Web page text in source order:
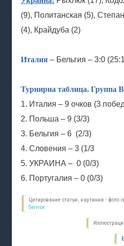
(9), Политанская (5),
(4), Крайдуба (2)
Италия – Бельгия – 3:0
Турнирна таблица. Группа
1. Италия – 9 очков (3
2. Польша – 9 (3/3)
3. Бельгия – 6 (2/3)
4. Словения – 3 (1/3
5. УКРАИНА – 0 (0/3)
6. Португалия – 0 (0/3)
Цитирование статьи, картинки - фото
Service.